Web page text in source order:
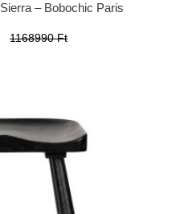
– Bobochic Paris
1168990 Ft